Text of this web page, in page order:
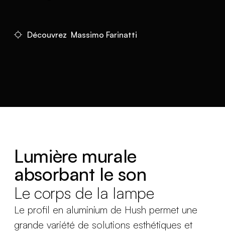
Découvrez Massimo Farinatti
Lumière murale
absorbant le son
Le corps de la lampe
Le profil en aluminium de Hush permet une
grande variété de solutions esthétiques et